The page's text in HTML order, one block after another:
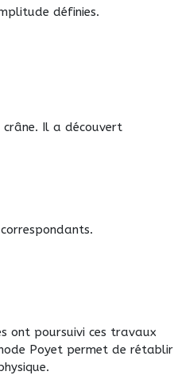
définies.
crâne. Il a découvert
ont poursuivi ces travaux
Poyet permet de rétablir